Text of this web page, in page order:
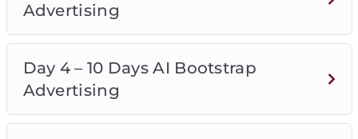
Advertising
Day 4 – 10 Days AI Bootstrap
Advertising